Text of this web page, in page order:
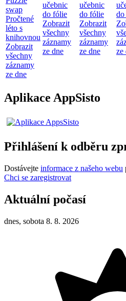
swap
Pročtené
léto s
knihovnou
Zobrazit
všechny
záznamy
ze dne
učebnic
do fólie
Zobrazit
všechny
záznamy
ze dne
učebnic
do fólie
Zobrazit
všechny
záznamy
ze dne
ze
Aplikace AppSisto
Přihlášení k odběru
Dostávejte informace z našeho webu
Chci se zaregistrovat
Aktuální počasí
dnes, sobota 8. 8. 2026